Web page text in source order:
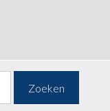
Zoeken